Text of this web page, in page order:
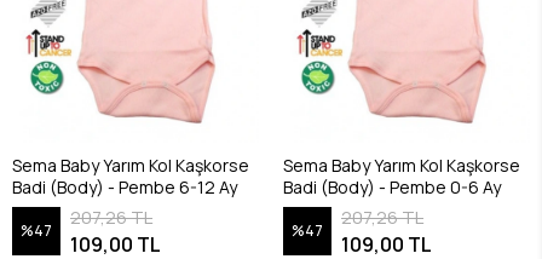
Sema Baby Yarım Kol Kaşkorse
Badi (Body) - Pembe 6-12 Ay
%47
207,26 TL
109,00 TL
Sema Baby Yarım Kol Kaşkorse
Badi (Body) - Pembe 0-6 Ay
%47
207,26 TL
109,00 TL